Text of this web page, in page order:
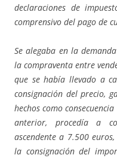
declaraciones de
comprensivo del pago de
Se alegaba en la
la compraventa entre
que se había llevado a
consignación del precio,
hechos como
anterior, procedía a
ascendente a 7.500
la consignación del